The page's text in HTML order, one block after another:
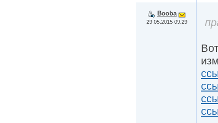
Booba
29.05.2015 09:29